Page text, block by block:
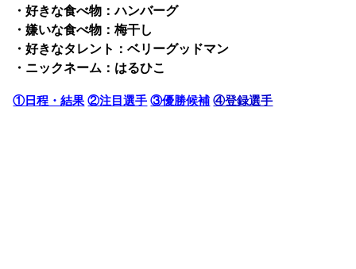
・好きな食べ物：ハンバーグ
・嫌いな食べ物：梅干し
・好きなタレント：ベリーグッドマン
・ニックネーム：はるひこ
①日程・結果 ②注目選手 ③優勝候補 ④登録選手